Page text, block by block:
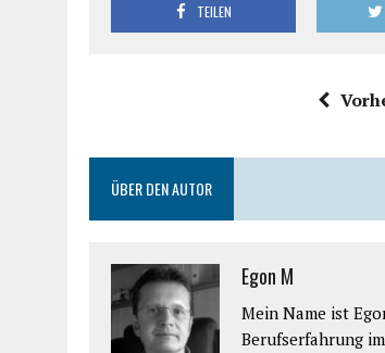
TEILEN
ÜBER DEN AUTOR
Egon M
Mein Name ist
Berufserfahrung